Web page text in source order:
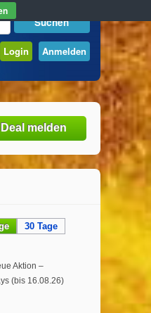
Login Anmelden
melden
30 Tage
Aktion –
(bis 16.08.26)